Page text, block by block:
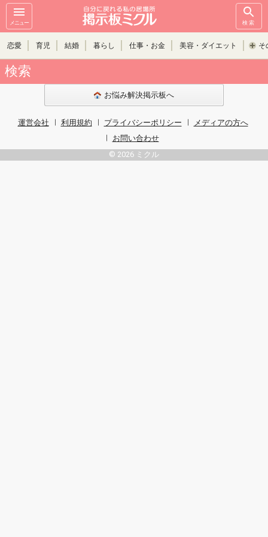
メニュー 検索
恋愛 育児 結婚 暮らし 仕事・お金 美容・ダイエット そ
検索
お悩み解決掲示板へ
運営会社 利用規約 プライバシーポリシー
メディアの方へ
お問い合わせ
© 2026 ミクル